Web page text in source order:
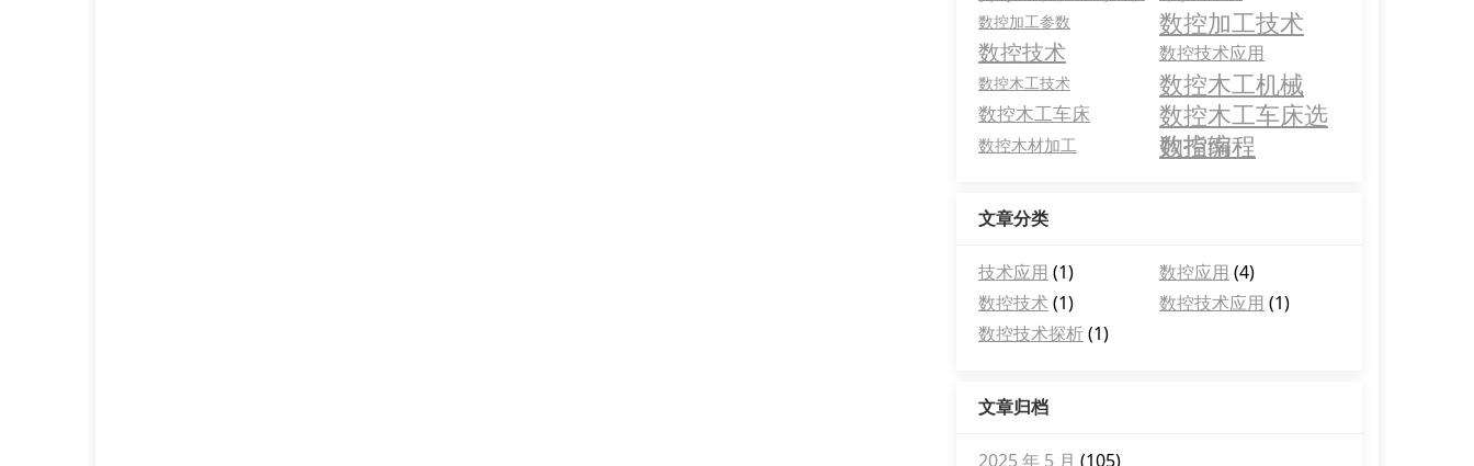
数控加工参数 数控加工技术
数控技术 数控技术应用
数控木工技术 数控木工机械
数控木工车床
数控木工车床选
购指南
数控木材加工 数控编程
文章分类
技术应用 (1) 数控应用 (4)
数控技术(1) 数控技术应用 (1)
数控技术探析(1)
文章归档
2025 年 5 月 (105)